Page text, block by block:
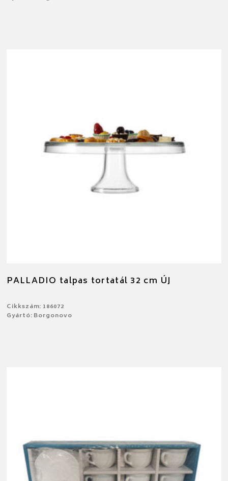
PALLADIO talpas tortatál 32 cm ÚJ
Cikkszám: 186072
Gyártó: Borgonovo